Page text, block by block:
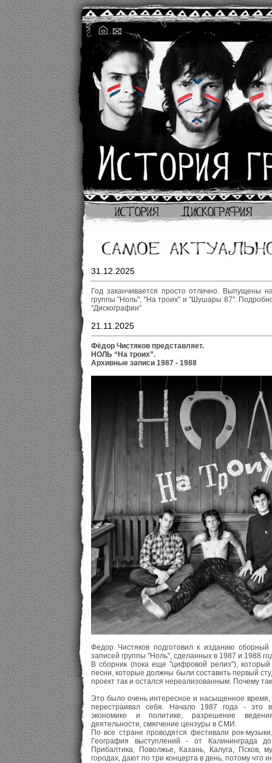
31.12.2025
Год заканчивается просто отлично. Выпущены
группы "Ноль", "На троих" и "Шушары 87".
"Дискографии"
21.11.2025
Фёдор Чистяков представляет.
НОЛЬ “На троих”.
Архивные записи 1987 - 1988
Федор Чистяков подготовил к изданию
записей группы "Ноль", сделанных в 1987 и 1988
В сборник (пока еще "цифровой релиз"),
песни, которые должны были составить первый
проект так и остался нереализованным. Почему
Это было очень интересное и насыщенное
перестраивал себя. Начало 1987 года - это
экономике и политике, разрешение
деятельности, смягчение цензуры в СМИ.
По все стране проводятся фестивали рок-
География выступлений - от Калининграда до
Прибалтика, Поволжье, Казань, Калуга, Псков,
городах, дают по три концерта в день, потому что